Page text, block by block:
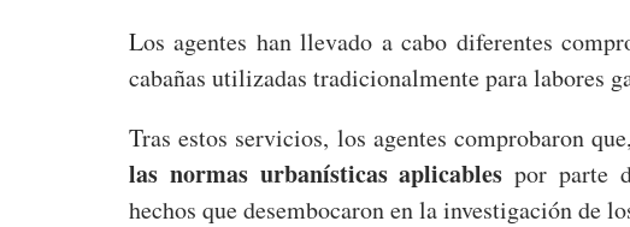
Los agentes han llevado a cabo diferentes
cabañas utilizadas tradicionalmente para labores
Tras estos servicios, los agentes comprobaron
las normas urbanísticas aplicables por parte
hechos que desembocaron en la investigación de